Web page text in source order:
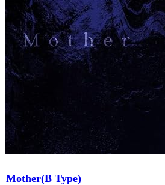
Mother(B Type)